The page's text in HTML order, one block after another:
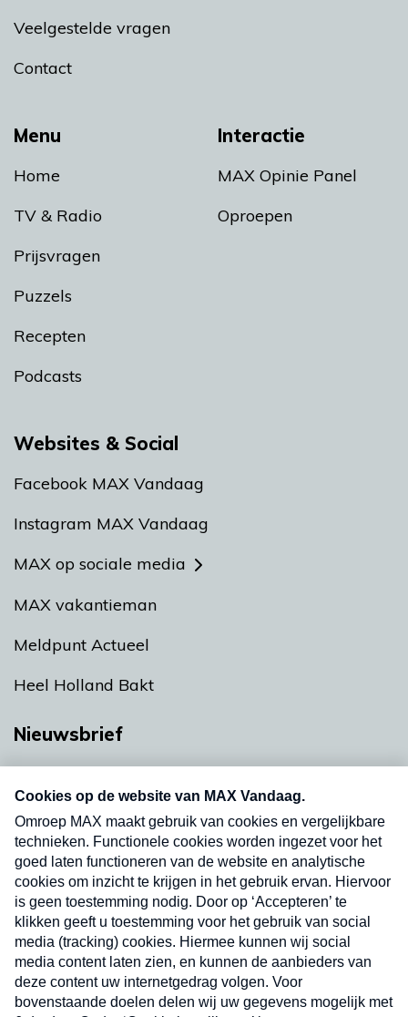
Menu
Home
TV & Radio
Prijsvragen
Puzzels
Recepten
Podcasts
Interactie
MAX Opinie Panel
Oproepen
Veelgestelde vragen
Contact
Websites & Social
Facebook MAX Vandaag
Instagram MAX Vandaag
MAX op sociale media
MAX vakantieman
Meldpunt Actueel
Heel Holland Bakt
Nieuwsbrief
nieuwsbrief. Elke vrijdag- en dinsdagochtend in
uw mailbox.
Verzend